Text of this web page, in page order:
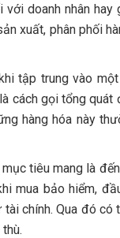
với doanh nhân
xuất, phân phối
tập trung vào một
cách gọi tổng quát
hàng hóa này
tiêu mang là
mua bảo hiểm,
chính. Qua đó có